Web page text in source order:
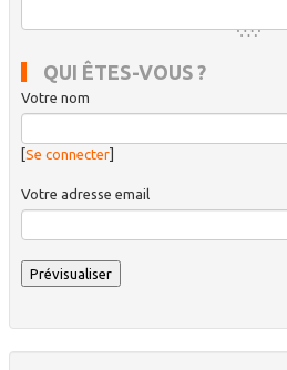
QUI ÊTES-VOUS ?
Votre nom
[Se connecter]
Votre adresse email